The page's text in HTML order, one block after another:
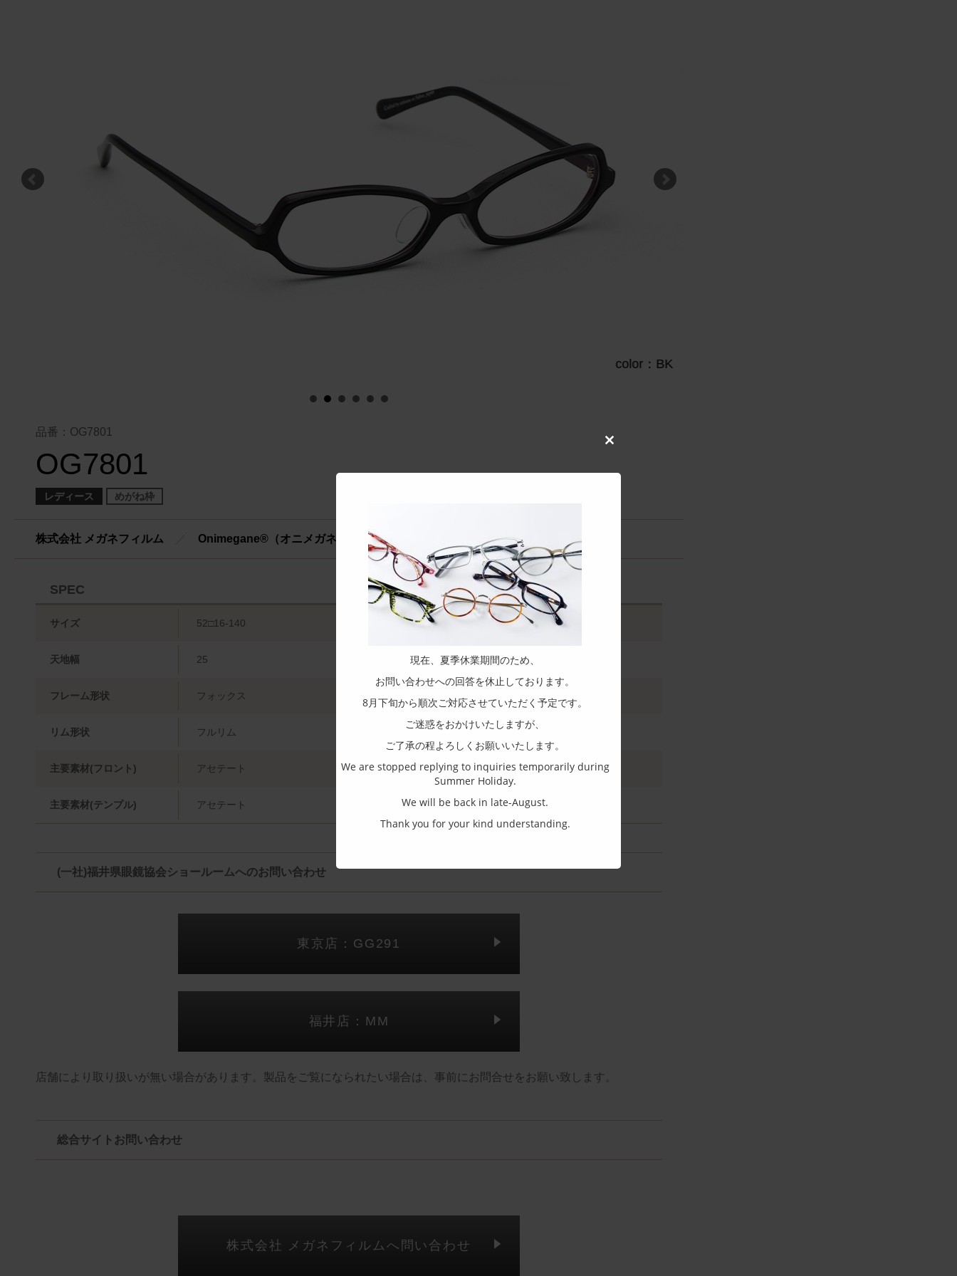
color：BK
品番：OG7801
OG7801
レディース めがね枠
株式会社 メガネフィルム Onimegane®（オニメガネ）
SPEC
サイズ 52□16-140
天地幅 25
フレーム形状 フォックス
リム形状 フルリム
主要素材(フロント) アセテート
主要素材(テンプル) アセテート
(一社)福井県眼鏡協会ショールームへのお問い合わせ
東京店：GG291
福井店：MM
店舗により取り扱いが無い場合があります。製品をご覧になられたい場合は、事前にお問合せをお願い致します。
総合サイトお問い合わせ
株式会社 メガネフィルムへ問い合わせ
module
現在、夏季休業期間のため、
お問い合わせへの回答を休止しております。
8月下旬から順次ご対応させていただく予定です。
ご迷惑をおかけいたしますが、
ご了承の程よろしくお願いいたします。
We are stopped replying to inquiries temporarily during
Summer Holiday.
We will be back in late-August.
Thank you for your kind understanding.